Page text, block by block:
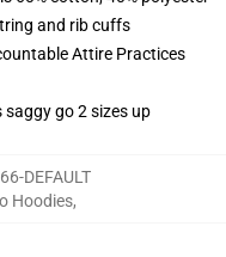
and rib cuffs
Attire Practices
go 2 sizes up
DEFAULT
Hoodies,